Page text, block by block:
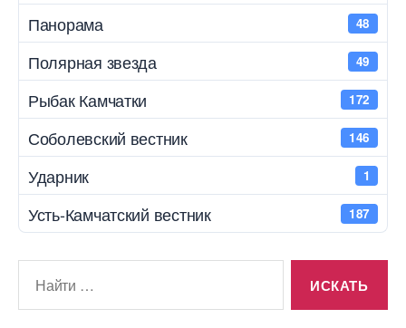
Панорама 48
Полярная звезда 49
Рыбак Камчатки 172
Соболевский вестник 146
Ударник 1
Усть-Камчатский вестник 187